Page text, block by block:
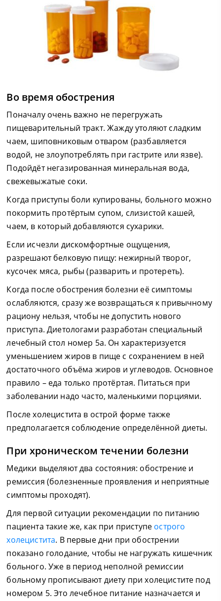
Во время обострения
Поначалу очень важно не перегружать
пищеварительный тракт. Жажду утоляют сладким
чаем, шиповниковым отваром (разбавляется
водой, не злоупотреблять при гастрите или язве).
Подойдёт негазированная минеральная вода,
свежевыжатые соки.
Когда приступы боли купированы, больного можно
покормить протёртым супом, слизистой кашей,
чаем, в который добавляются сухарики.
Если исчезли дискомфортные ощущения,
разрешают белковую пищу: нежирный творог,
кусочек мяса, рыбы (разварить и протереть).
Когда после обострения болезни её симптомы
ослабляются, сразу же возвращаться к привычному
рациону нельзя, чтобы не допустить нового
приступа. Диетологами разработан специальный
лечебный стол номер 5а. Он характеризуется
уменьшением жиров в пище с сохранением в ней
достаточного объёма жиров и углеводов. Основное
правило – еда только протёртая. Питаться при
заболевании надо часто, маленькими порциями.
После холецистита в острой форме также
предполагается соблюдение определённой диеты.
При хроническом течении болезни
Медики выделяют два состояния: обострение и
ремиссия (болезненные проявления и неприятные
симптомы проходят).
Для первой ситуации рекомендации по питанию
пациента такие же, как при приступе острого
холецистита. В первые дни при обострении
показано голодание, чтобы не нагружать кишечник
больного. Уже в период неполной ремиссии
больному прописывают диету при холецистите под
номером 5. Это лечебное питание назначается и